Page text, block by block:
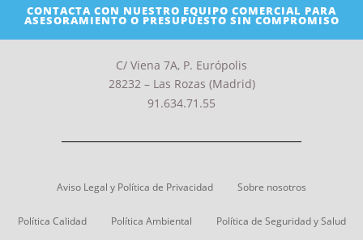
CONTACTA CON NUESTRO EQUIPO COMERCIAL PARA
ASESORAMIENTO O PRESUPUESTO SIN COMPROMISO
C/ Viena 7A, P. Európolis
28232 – Las Rozas (Madrid)
91.634.71.55
Aviso Legal y Política de Privacidad Sobre nosotros
Política Calidad Política Ambiental Política de Seguridad y Salud